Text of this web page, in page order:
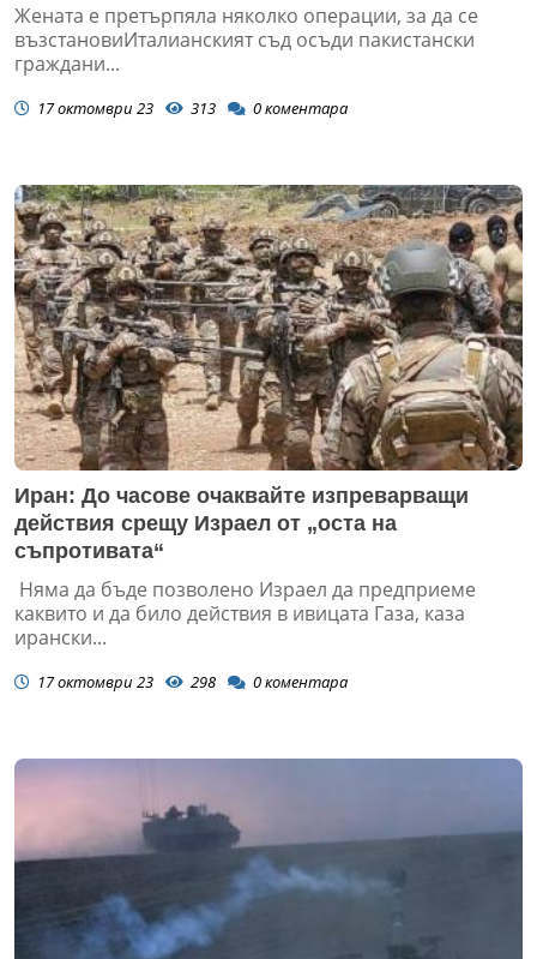
Жената е претърпяла няколко операции, за да се
възстановиИталианският съд осъди пакистански
граждани...
17 октомври 23 313 0коментара
Иран: До часове очаквайте изпреварващи
действия срещу Израел от „оста на
съпротивата“
Няма да бъде позволено Израел да предприеме
каквито и да било действия в ивицата Газа, каза
ирански...
17 октомври 23 298 0коментара